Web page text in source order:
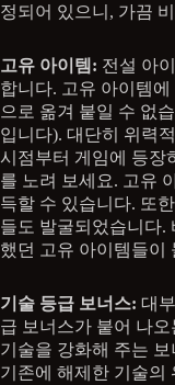
정되어 있으니, 가끔
고유 아이템: 전설 아
합니다. 고유 아이템
으로 옮겨 붙일 수 없
입니다). 대단히 위력
시점부터 게임에 등장
를 노려 보세요. 고유
득할 수 있습니다. 또
들도 발굴되었습니다.
했던 고유 아이템들이
기술 등급 보너스: 대
급 보너스가 붙어 나
기술을 강화해 주는
기존에 해제한 기술의